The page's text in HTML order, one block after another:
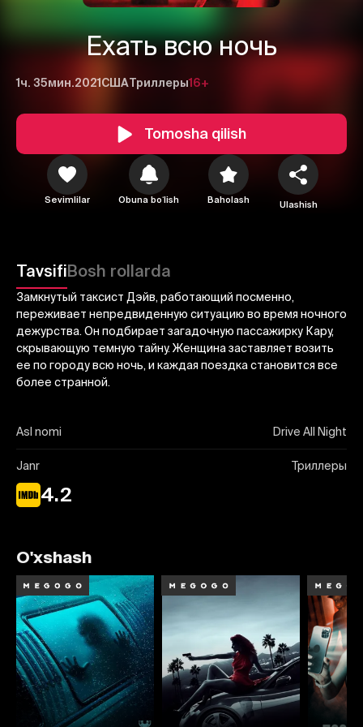
Ехать всю ночь
1ч. 35мин.2021СШАТриллеры16+
Tomosha qilish
Sevimlilar Obuna boʻlish Baholash Ulashish
TavsifiBosh rollarda
Замкнутый таксист Дэйв, работающий посменно,
переживает непредвиденную ситуацию во время ночного
дежурства. Он подбирает загадочную пассажирку Кару,
скрывающую темную тайну. Женщина заставляет возить
ее по городу всю ночь, и каждая поездка становится все
более странной.
Asl nomi Drive All Night
Janr Триллеры
4.2
1 2 3
Yuborish
O'xshash